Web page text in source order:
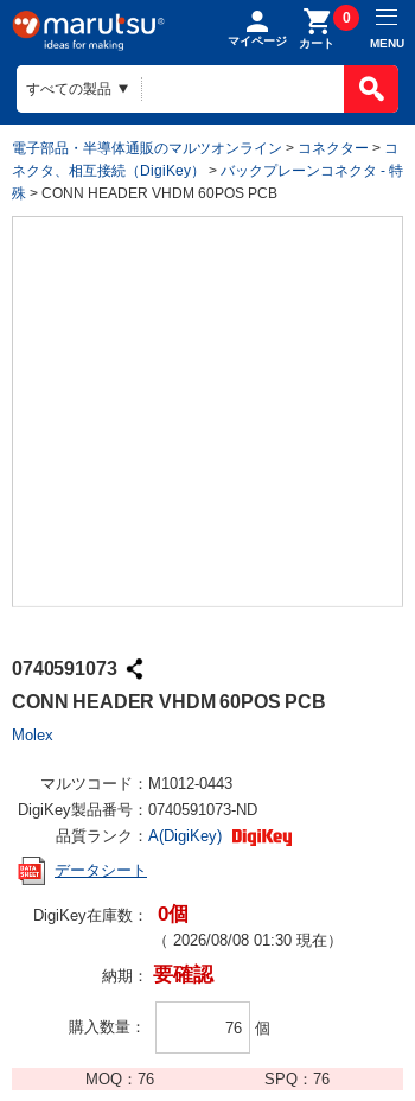
マイページ カート
0
MENU
電子部品・半導体通販のマルツオンライン > コネクター > コ
ネクタ、相互接続（DigiKey）
> バックプレーンコネクタ - 特
殊 > CONN HEADER VHDM 60POS PCB
0740591073
CONN HEADER VHDM 60POS PCB
Molex
マルツコード： M1012-0443
DigiKey製品番号： 0740591073-ND
品質ランク： A(DigiKey)
データシート
DigiKey在庫数： 0個
（ 2026/08/08 01:30 現在）
納期： 要確認
購入数量 個
MOQ： 76 SPQ：76